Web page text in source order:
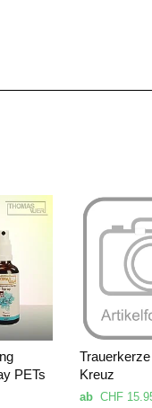
PETs
Kreuz
ab CHF